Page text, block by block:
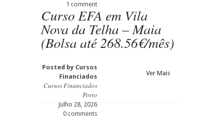
1 comment
Curso EFA em Vila
Nova da Telha – Maia
(Bolsa até 268.56€/mês)
Posted by Cursos
Financiados
Cursos Financiados
Porto
Julho 28, 2026
0 comments
Ver Mais